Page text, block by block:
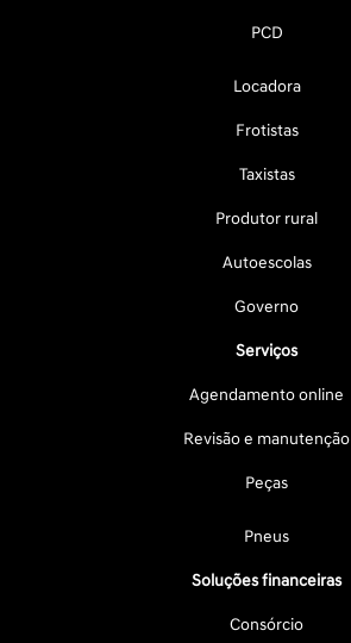
PCD
Locadora
Frotistas
Taxistas
Produtor rural
Autoescolas
Governo
Serviços
Agendamento online
Revisão e manutenção
Peças
Pneus
Soluções financeiras
Consórcio